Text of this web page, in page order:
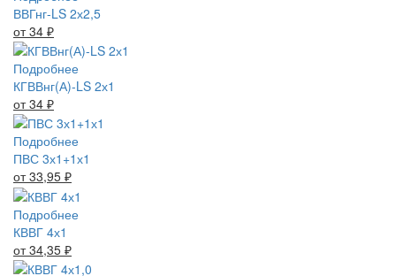
ВВГнг-LS 2х2,5
от 34 ₽
Подробнее
КГВВнг(А)-LS 2х1
от 34 ₽
Подробнее
ПВС 3х1+1х1
от 33,95 ₽
Подробнее
КВВГ 4х1
от 34,35 ₽